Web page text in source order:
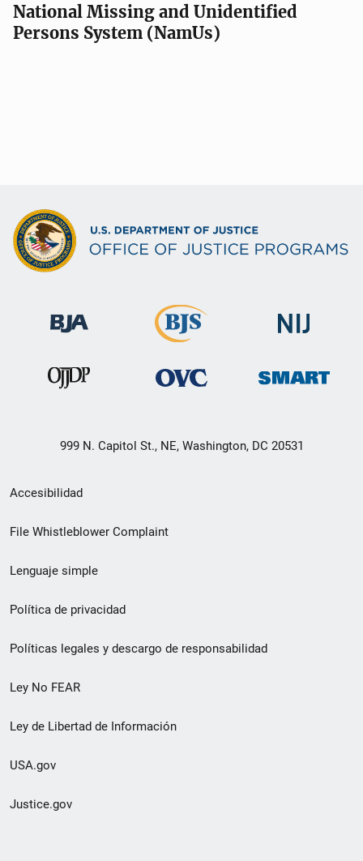
National Missing and Unidentified
Persons System (NamUs)
999 N. Capitol St., NE, Washington, DC 20531
Menú
de
de
pie
de
página
Accesibilidad
File Whistleblower Complaint
Lenguaje simple
Política de privacidad
Políticas legales y descargo de responsabilidad
Ley No FEAR
Ley de Libertad de Información
USA.gov
Justice.gov